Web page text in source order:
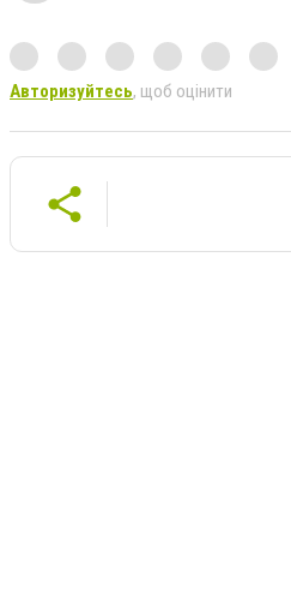
Авторизуйтесь, щоб оцінити